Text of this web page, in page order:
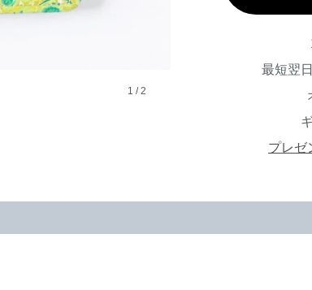
1 /2
最短翌
プレゼ